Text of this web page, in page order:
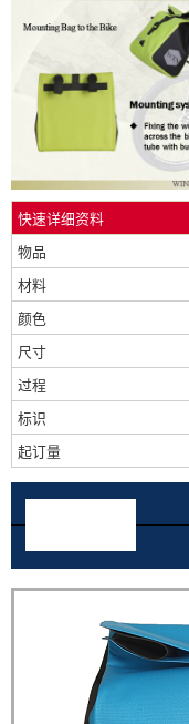
快速详细资料
物品
材料
颜色
尺寸
过程
标识
起订量